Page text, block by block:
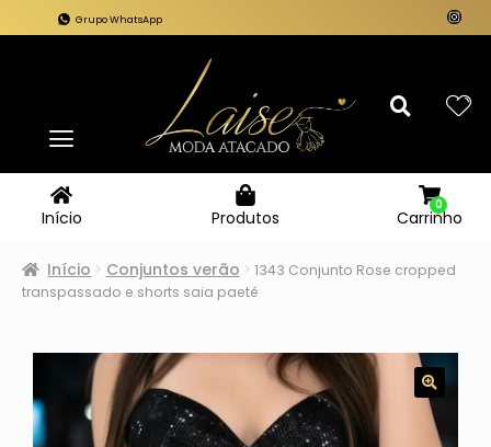
Grupo WhatsApp
Início Produtos Carrinho
0
Início Conjuntos verão
1343 Conjunto Rose cropped
transpassado e shorts saia paetê